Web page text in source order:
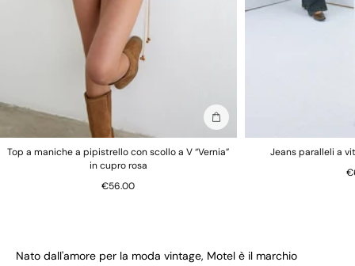
Aggiungi alla borsa
Top a maniche a pipistrello con scollo a V “Vernia”
in cupro rosa
€56.00
Jeans paralleli a
Nato dall'amore per la moda vintage, Motel è il marchio